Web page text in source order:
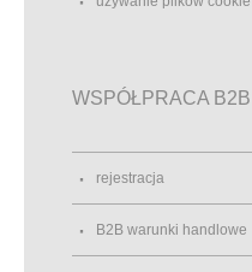
WSPÓŁPRACA B2B
rejestracja
B2B warunki handlowe